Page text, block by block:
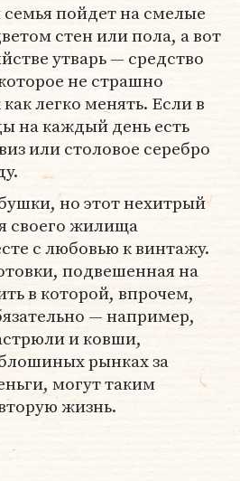
пойдет на смелые
стен или пола, а вот
утварь — средство
не страшно
легко менять. Если в
на каждый день есть
или столовое серебро
но этот нехитрый
своего жилища
с любовью к винтажу.
подвешенная на
в которой, впрочем,
— например,
и ковши,
рынках за
могут таким
жизнь.